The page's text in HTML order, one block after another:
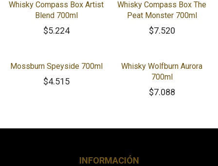
Whisky Compass Box Artist
Blend 700ml
$5.224
Whisky Compass Box The
Peat Monster 700ml
$7.520
Mossburn Speyside 700ml
$4.515
Whisky Wolfburn Aurora
700ml
$7.088
INFORMACIÓN